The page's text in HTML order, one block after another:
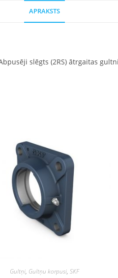
APRAKSTS
slēgts (2RS) ātrgaitas
Gultņi, Gultņu korpusi, SKF